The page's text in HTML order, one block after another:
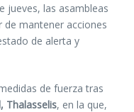
jueves, las asambleas
de mantener acciones
de alerta y
de fuerza tras
Thalasselis, en la que,